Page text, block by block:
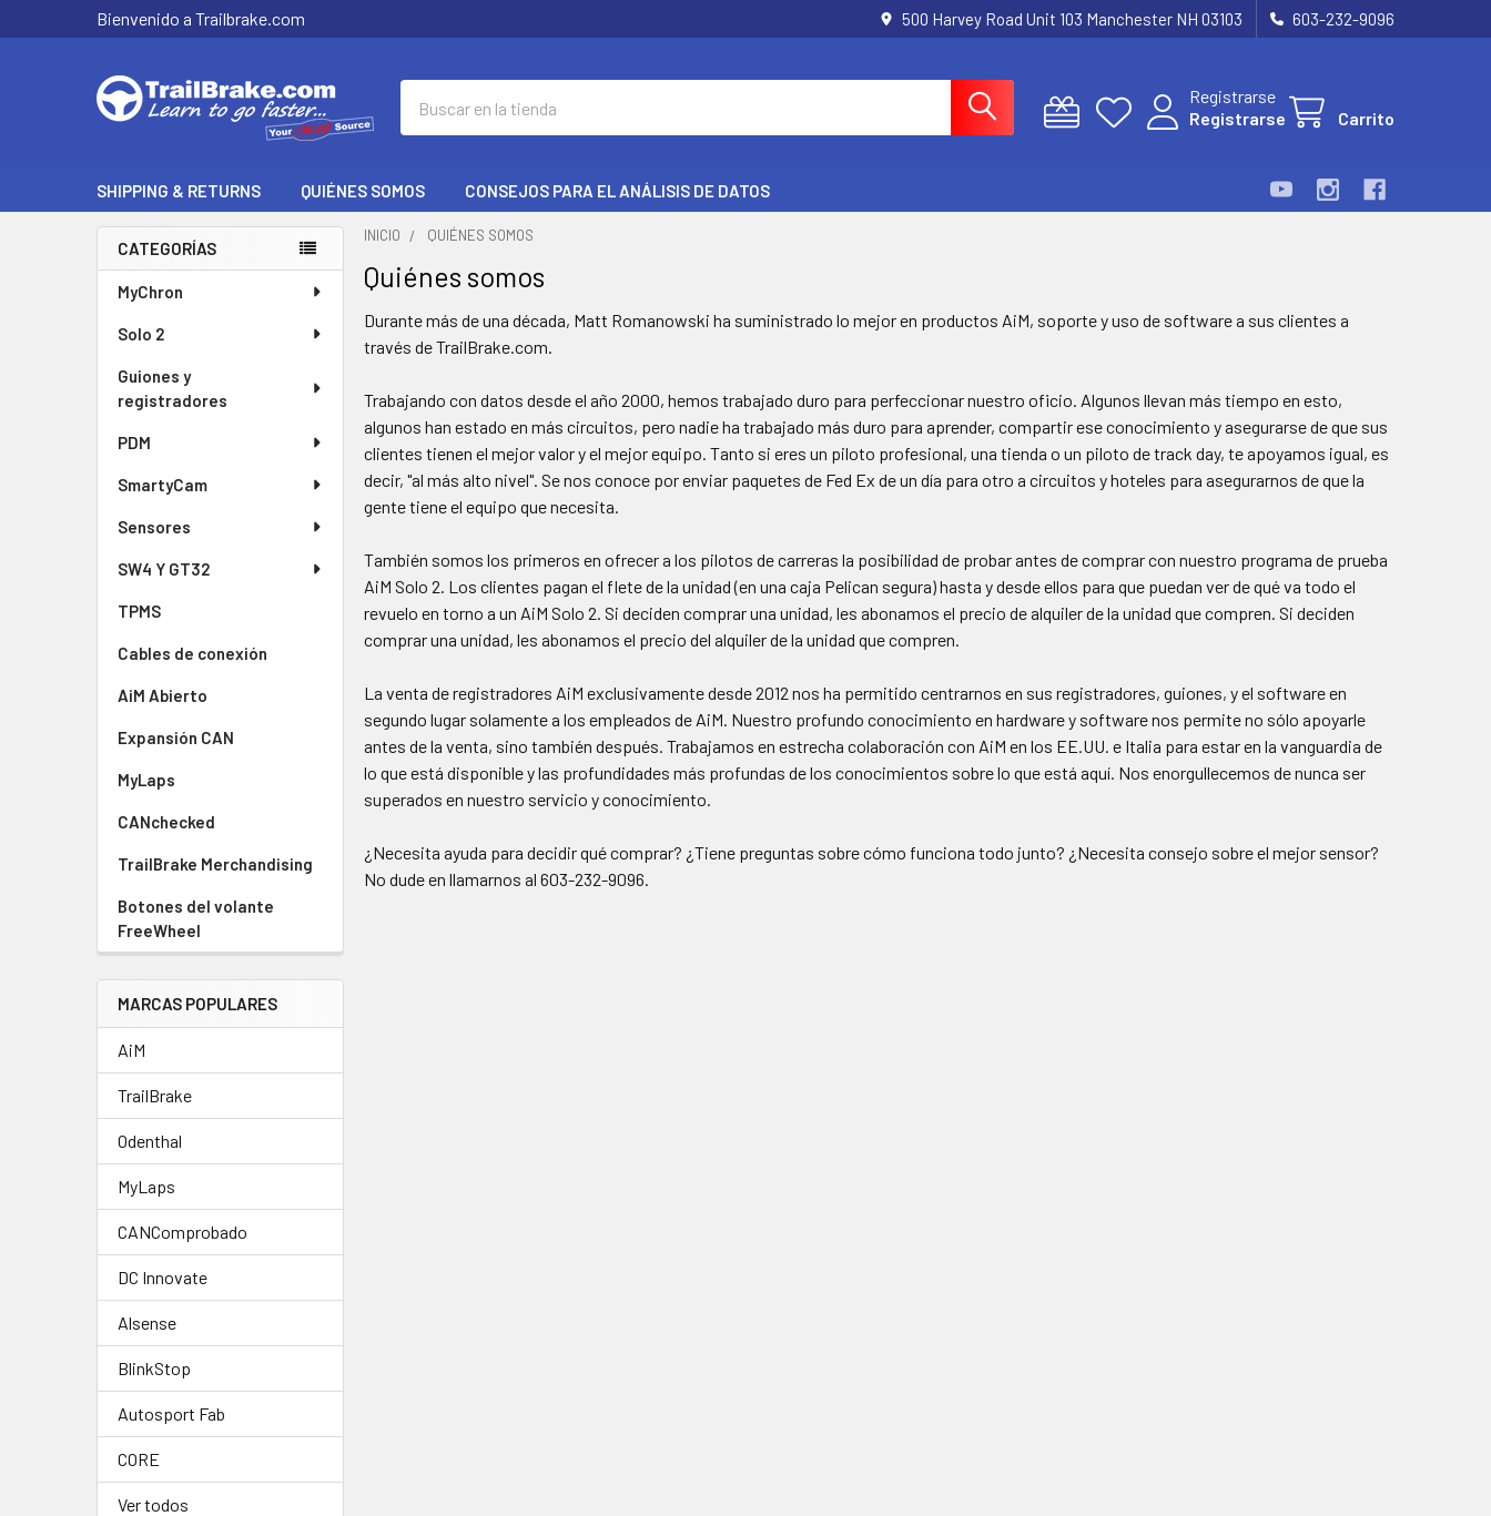
Bienvenido a Trailbrake.com 500 Harvey Road Unit 103 Manchester NH 03103 603-232-9096
Registrarse
Registrarse
Carrito
SHIPPING & RETURNS QUIÉNES SOMOS CONSEJOS PARA EL ANÁLISIS DE DATOS
Barra
lateral
CATEGORÍAS
MyChron
Solo 2
Guiones y
registradores
PDM
SmartyCam
Sensores
SW4 Y GT32
TPMS
Cables de conexión
AiM Abierto
Expansión CAN
MyLaps
CANchecked
TrailBrake Merchandising
Botones del volante
FreeWheel
MARCAS POPULARES
AiM
TrailBrake
Odenthal
MyLaps
CANComprobado
DC Innovate
Alsense
BlinkStop
Autosport Fab
CORE
Ver todos
INICIO QUIÉNES SOMOS
Quiénes somos
Durante más de una década, Matt Romanowski ha suministrado lo mejor en productos AiM, soporte y uso de software a sus clientes a
través de TrailBrake.com.
Trabajando con datos desde el año 2000, hemos trabajado duro para perfeccionar nuestro oficio. Algunos llevan más tiempo en esto,
algunos han estado en más circuitos, pero nadie ha trabajado más duro para aprender, compartir ese conocimiento y asegurarse de que sus
clientes tienen el mejor valor y el mejor equipo. Tanto si eres un piloto profesional, una tienda o un piloto de track day, te apoyamos igual, es
decir, "al más alto nivel". Se nos conoce por enviar paquetes de Fed Ex de un día para otro a circuitos y hoteles para asegurarnos de que la
gente tiene el equipo que necesita.
También somos los primeros en ofrecer a los pilotos de carreras la posibilidad de probar antes de comprar con nuestro programa de prueba
AiM Solo 2. Los clientes pagan el flete de la unidad (en una caja Pelican segura) hasta y desde ellos para que puedan ver de qué va todo el
revuelo en torno a un AiM Solo 2. Si deciden comprar una unidad, les abonamos el precio de alquiler de la unidad que compren. Si deciden
comprar una unidad, les abonamos el precio del alquiler de la unidad que compren.
La venta de registradores AiM exclusivamente desde 2012 nos ha permitido centrarnos en sus registradores, guiones, y el software en
segundo lugar solamente a los empleados de AiM. Nuestro profundo conocimiento en hardware y software nos permite no sólo apoyarle
antes de la venta, sino también después. Trabajamos en estrecha colaboración con AiM en los EE.UU. e Italia para estar en la vanguardia de
lo que está disponible y las profundidades más profundas de los conocimientos sobre lo que está aquí. Nos enorgullecemos de nunca ser
superados en nuestro servicio y conocimiento.
¿Necesita ayuda para decidir qué comprar? ¿Tiene preguntas sobre cómo funciona todo junto? ¿Necesita consejo sobre el mejor sensor?
No dude en llamarnos al 603-232-9096.